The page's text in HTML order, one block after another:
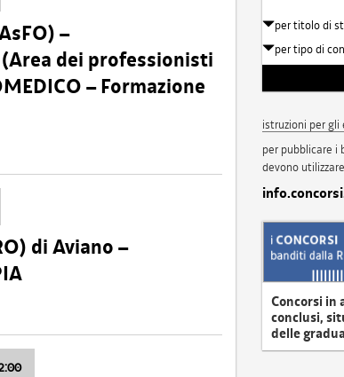
–
(Area dei professionisti
– Formazione
di Aviano –
per titolo di
per tipo di
istruzioni per gli
per pubblicare i
devono
Concorsi in
conclusi,
delle